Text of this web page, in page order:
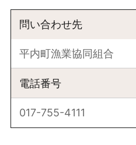
問い合わせ先
平内町漁業協同組合
電話番号
017-755-4111